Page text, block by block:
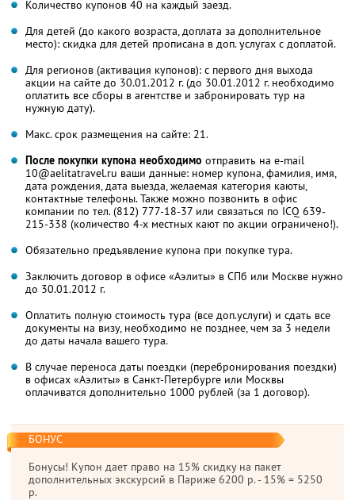
Количество купонов 40 на каждый заезд.
Для детей (до какого возраста, доплата за дополнительное
место): скидка для детей прописана в доп. услугах с доплатой.
Для регионов (активация купонов): с первого дня выхода
акции на сайте до 30.01.2012 г. (до 30.01.2012 г. необходимо
оплатить все сборы в агентстве и забронировать тур на
нужную дату).
Макс. срок размещения на сайте: 21.
После покупки купона необходимо отправить на e-mail
10@aelitatravel.ru ваши данные: номер купона, фамилия, имя,
дата рождения, дата выезда, желаемая категория каюты,
контактные телефоны. Также можно позвонить в офис
компании по тел. (812) 777-18-37 или связаться по ICQ 639-
215-338 (количество 4-х местных кают по акции ограничено!).
Обязательно предъявление купона при покупке тура.
Заключить договор в офисе «Аэлиты» в СПб или Москве нужно
до 30.01.2012 г.
Оплатить полную стоимость тура (все доп.услуги) и сдать все
документы на визу, необходимо не позднее, чем за 3 недели
до даты начала вашего тура.
В случае переноса даты поездки (перебронирования поездки)
в офисах «Аэлиты» в Санкт-Петербурге или Москвы
оплачиватся дополнительно 1000 рублей (за 1 договор).
БОНУС
Бонусы! Купон дает право на 15% скидку на пакет
дополнительных экскурсий в Париже 6200 р. - 15% = 5250
р.